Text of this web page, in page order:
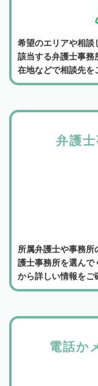
希望のエリアや相談
該当する弁護士事務
在地などで相談先を
弁護
所属弁護士や事務
護士事務所を選んで
から詳しい情報をご
電話か